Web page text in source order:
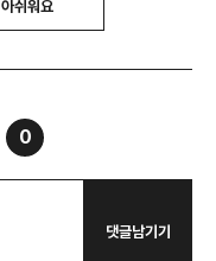
아쉬워요
0
댓글남기기